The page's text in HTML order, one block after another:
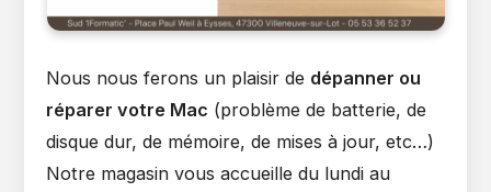
Nous nous ferons un plaisir de dépanner ou
réparer votre Mac (problème de batterie, de
disque dur, de mémoire, de mises à jour, etc…)
Notre magasin vous accueille du lundi au